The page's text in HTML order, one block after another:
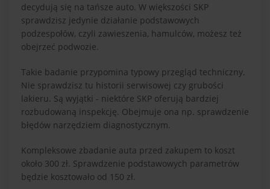
decydują się na tańsze auto. W większości SKP
sprawdzisz jedynie działanie podstawowych
podzespołów, czyli zawieszenia, hamulców, możesz też
obejrzeć podwozie.
Takie badanie przypomina typowy przegląd techniczny.
Nie sprawdzisz tu historii serwisowej czy grubości
lakieru. Są wyjątki - niektóre SKP oferują bardziej
rozbudowaną inspekcję. Obejmuje ona np. sprawdzenie
błędów narzędziem diagnostycznym.
Kompleksowe zbadanie auta przed zakupem to koszt
około 300 zł. Sprawdzenie podstawowych parametrów
będzie kosztowało od 150 zł.